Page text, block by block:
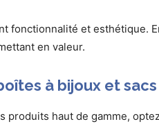
fonctionnalité et esthétique.
en valeur.
à bijoux et
produits haut de gamme,